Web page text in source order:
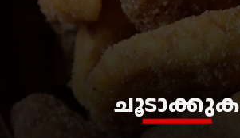
ചൂടാക്കുക